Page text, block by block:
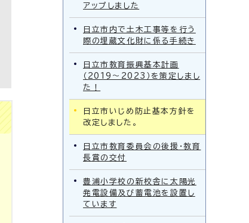
アップしました
日立市内で土木工事等を行う
際の埋蔵文化財に係る手続き
日立市教育振興基本計画
（2019～2023）を策定しまし
た！
日立市いじめ防止基本方針を
改定しました。
日立市教育委員会の後援・教育
長賞の交付
豊浦小学校の新校舎に太陽光
発電設備及び蓄電池を設置し
ています